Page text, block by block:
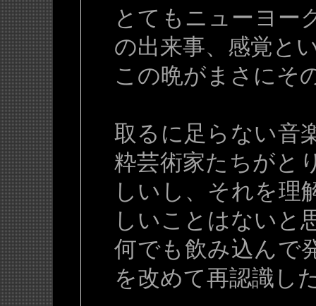
とてもニューヨー
の出来事、感覚と
この晩がまさにそ
取るに足らない音
粋芸術家たちがと
しいし、それを理
しいことはないと
何でも飲み込んで
を改めて再認識し